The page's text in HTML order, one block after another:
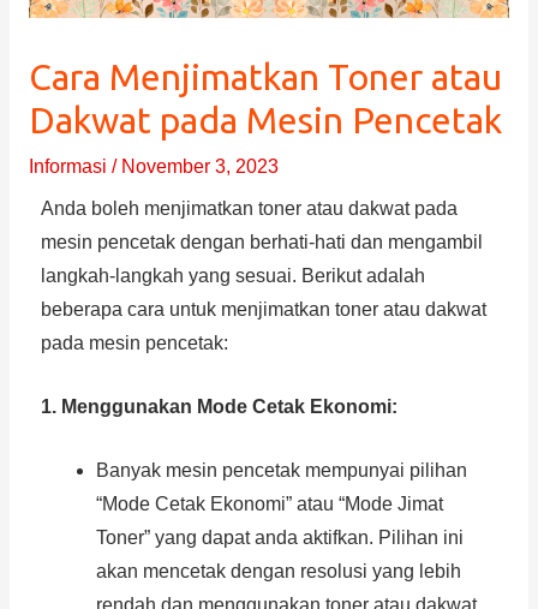
Cara Menjimatkan Toner atau
Dakwat pada Mesin Pencetak
Informasi / November 3, 2023
Anda boleh menjimatkan toner atau dakwat pada
mesin pencetak dengan berhati-hati dan mengambil
langkah-langkah yang sesuai. Berikut adalah
beberapa cara untuk menjimatkan toner atau dakwat
pada mesin pencetak:
1. Menggunakan Mode Cetak Ekonomi:
Banyak mesin pencetak mempunyai pilihan
“Mode Cetak Ekonomi” atau “Mode Jimat
Toner” yang dapat anda aktifkan. Pilihan ini
akan mencetak dengan resolusi yang lebih
rendah dan menggunakan toner atau dakwat